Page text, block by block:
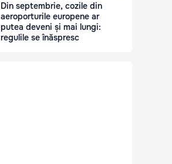
Din septembrie, cozile din
aeroporturile europene ar
putea deveni și mai lungi:
regulile se înăspresc